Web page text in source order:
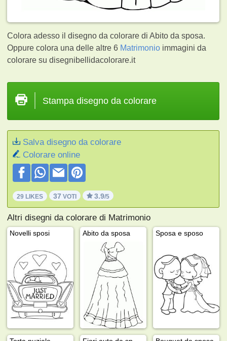
Colora adesso il disegno da colorare di Abito da sposa.
Oppure colora una delle altre 6 Matrimonio immagini da
colorare su disegnibellidacolorare.it
Stampa disegno da colorare
Salva disegno da colorare
Colorare online
29 LIKES 37 VOTI 3.9/5
Altri disegni da colorare di Matrimonio
Novelli sposi Abito da sposa Sposa e sposo